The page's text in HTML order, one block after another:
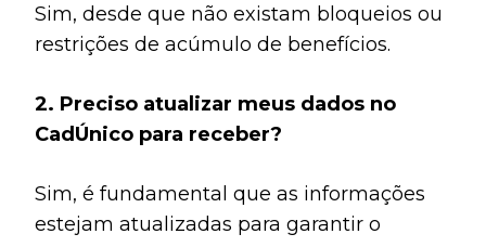
Sim, desde que não existam bloqueios ou
restrições de acúmulo de benefícios.
2. Preciso atualizar meus dados no
CadÚnico para receber?
Sim, é fundamental que as informações
estejam atualizadas para garantir o